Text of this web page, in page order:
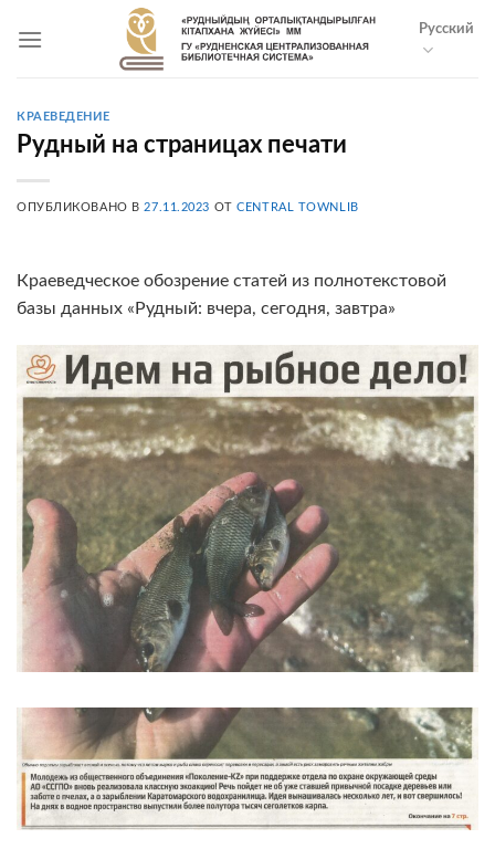
Русский
КРАЕВЕДЕНИЕ
Рудный на страницах печати
ОПУБЛИКОВАНО В27.11.2023 ОТCENTRAL TOWNLIB
Краеведческое обозрение статей из полнотекстовой
базы данных «Рудный: вчера, сегодня, завтра»